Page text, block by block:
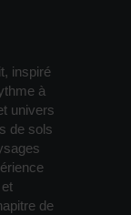
inspiré
à
univers
de sols
de